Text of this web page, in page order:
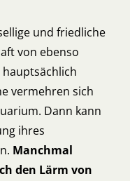
und friedliche
von ebenso
vermehren sich
Dann kann
ihres
Manchmal
den Lärm von